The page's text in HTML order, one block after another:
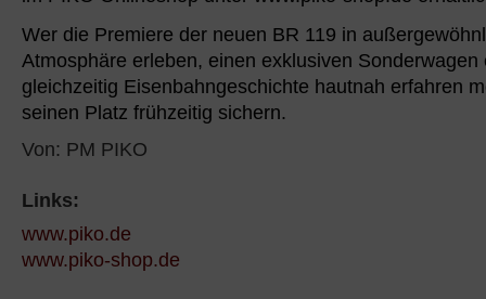
Wer die Premiere der neuen BR 119 in
Atmosphäre erleben, einen exklusiven Sonderwagen
gleichzeitig Eisenbahngeschichte hautnah erfahren
seinen Platz frühzeitig sichern.
Von: PM PIKO
Links:
www.piko.de
www.piko-shop.de